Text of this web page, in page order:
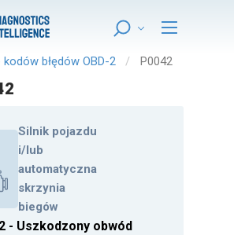
błędów OBD-2 P0042
Silnik pojazdu
i/lub
automatyczna
skrzynia
biegów
- Uszkodzony obwód